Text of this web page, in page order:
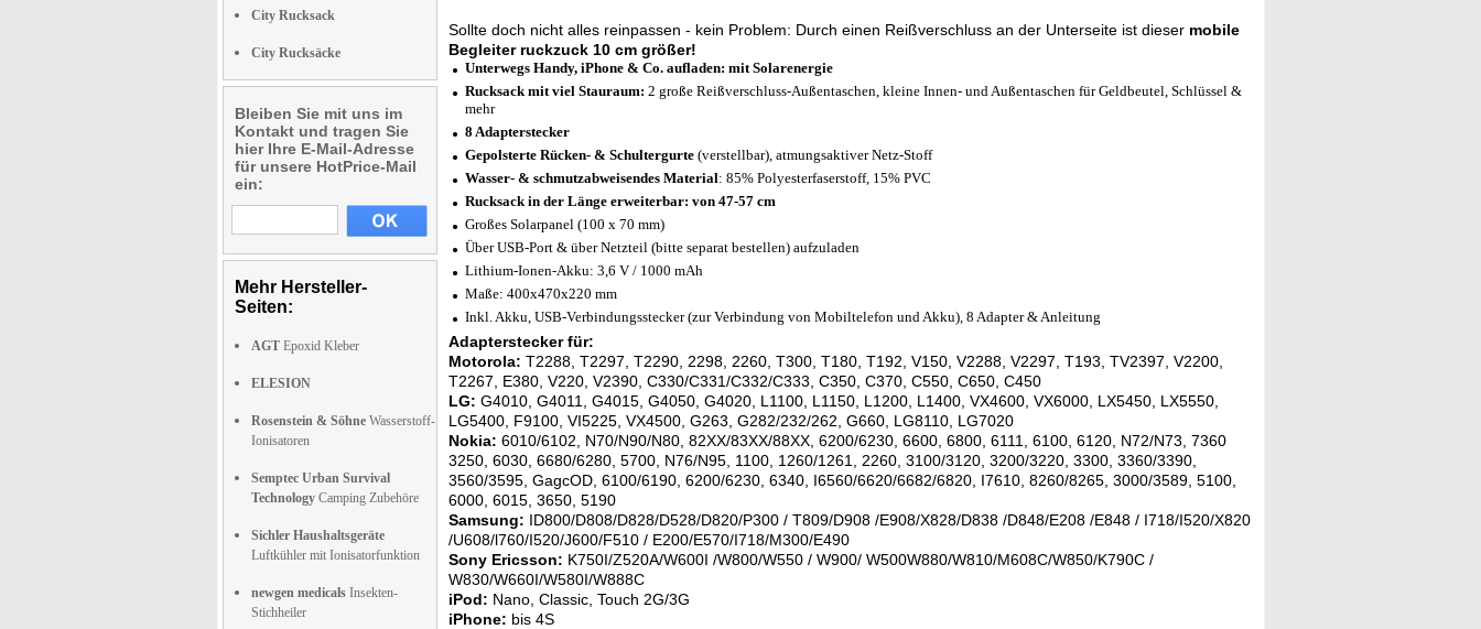
City Rucksack
City Rucksäcke
Bleiben Sie mit uns im
Kontakt und tragen Sie
hier Ihre E-Mail-Adresse
für unsere HotPrice-Mail
ein:
Mehr Hersteller-
Seiten:
AGT Epoxid Kleber
ELESION
Rosenstein & Söhne Wasserstoff-
Ionisatoren
Semptec Urban Survival
Technology Camping Zubehöre
Sichler Haushaltsgeräte
Luftkühler mit Ionisatorfunktion
newgen medicals Insekten-
Stichheiler
Sollte doch nicht alles reinpassen - kein Problem: Durch einen Reißverschluss an der Unterseite ist dieser mobile
Begleiter ruckzuck 10 cm größer!
Unterwegs Handy, iPhone & Co. aufladen: mit Solarenergie
Rucksack mit viel Stauraum: 2 große Reißverschluss-Außentaschen, kleine Innen- und Außentaschen für Geldbeutel, Schlüssel &
mehr
8 Adapterstecker
Gepolsterte Rücken- & Schultergurte (verstellbar), atmungsaktiver Netz-Stoff
Wasser- & schmutzabweisendes Material: 85% Polyesterfaserstoff, 15% PVC
Rucksack in der Länge erweiterbar: von 47-57 cm
Großes Solarpanel (100 x 70 mm)
Über USB-Port & über Netzteil (bitte separat bestellen) aufzuladen
Lithium-Ionen-Akku: 3,6 V / 1000 mAh
Maße: 400x470x220 mm
Inkl. Akku, USB-Verbindungsstecker (zur Verbindung von Mobiltelefon und Akku), 8 Adapter & Anleitung
Adapterstecker für:
Motorola: T2288, T2297, T2290, 2298, 2260, T300, T180, T192, V150, V2288, V2297, T193, TV2397, V2200,
T2267, E380, V220, V2390, C330/C331/C332/C333, C350, C370, C550, C650, C450
LG: G4010, G4011, G4015, G4050, G4020, L1100, L1150, L1200, L1400, VX4600, VX6000, LX5450, LX5550,
LG5400, F9100, VI5225, VX4500, G263, G282/232/262, G660, LG8110, LG7020
Nokia: 6010/6102, N70/N90/N80, 82XX/83XX/88XX, 6200/6230, 6600, 6800, 6111, 6100, 6120, N72/N73, 7360
3250, 6030, 6680/6280, 5700, N76/N95, 1100, 1260/1261, 2260, 3100/3120, 3200/3220, 3300, 3360/3390,
3560/3595, GagcOD, 6100/6190, 6200/6230, 6340, I6560/6620/6682/6820, I7610, 8260/8265, 3000/3589, 5100,
6000, 6015, 3650, 5190
Samsung: ID800/D808/D828/D528/D820/P300 / T809/D908 /E908/X828/D838 /D848/E208 /E848 / I718/I520/X820
/U608/l760/I520/J600/F510 / E200/E570/I718/M300/E490
Sony Ericsson: K750I/Z520A/W600I /W800/W550 / W900/ W500W880/W810/M608C/W850/K790C /
W830/W660I/W580I/W888C
iPod: Nano, Classic, Touch 2G/3G
iPhone: bis 4S